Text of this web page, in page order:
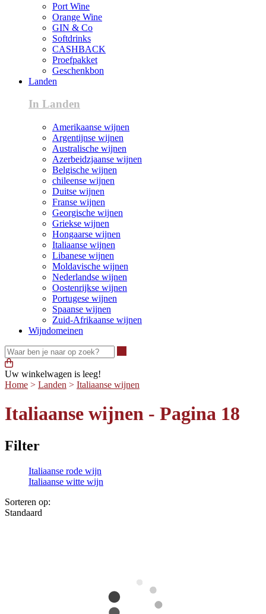
Port Wine
Orange Wine
GIN & Co
Softdrinks
CASHBACK
Proefpakket
Geschenkbon
Landen
In Landen
Amerikaanse wijnen
Argentijnse wijnen
Australische wijnen
Azerbeidzjaanse wijnen
Belgische wijnen
chileense wijnen
Duitse wijnen
Franse wijnen
Georgische wijnen
Griekse wijnen
Hongaarse wijnen
Italiaanse wijnen
Libanese wijnen
Moldavische wijnen
Nederlandse wijnen
Oostenrijkse wijnen
Portugese wijnen
Spaanse wijnen
Zuid-Afrikaanse wijnen
Wijndomeinen
Uw winkelwagen is leeg!
Home > Landen > Italiaanse wijnen
Italiaanse wijnen - Pagina 18
Filter
Italiaanse rode wijn
Italiaanse witte wijn
Sorteren op:
Standaard